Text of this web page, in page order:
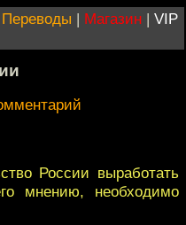
Переводы | Магазин | VIP
России выработать
мнению, необходимо